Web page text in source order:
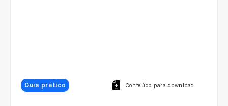
Guia prático Conteúdo para download